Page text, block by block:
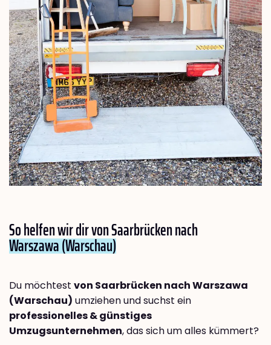
So helfen wir dir von Saarbrücken nach
Warszawa (Warschau)
Du möchtest von Saarbrücken nach Warszawa
(Warschau) umziehen und suchst ein
professionelles & günstiges
Umzugsunternehmen, das sich um alles kümmert?